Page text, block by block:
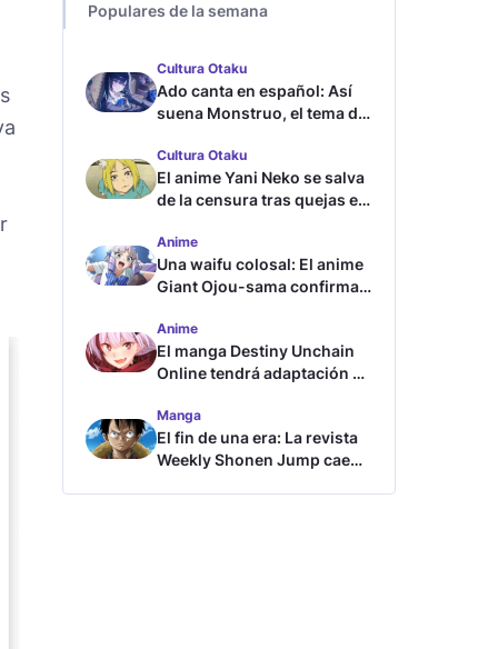
Populares de la semana
Cultura Otaku
Ado canta en español: Así
suena Monstruo, el tema de
Cultura Otaku
El anime Yani Neko se salva
de la censura tras quejas en
Anime
Una waifu colosal: El anime
Giant Ojou-sama confirma
Anime
El manga Destiny Unchain
Online tendrá adaptación al
Manga
El fin de una era: La revista
Weekly Shonen Jump cae